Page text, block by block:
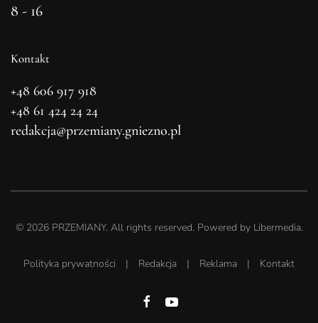
8 - 16
Kontakt
+48 606 917 918
+48 61 424 24 24
redakcja@przemiany.gniezno.pl
© 2026PRZEMIANY. All rights reserved. Powered by Libermedia.
Polityka prywatności | Redakcja | Reklama | Kontakt